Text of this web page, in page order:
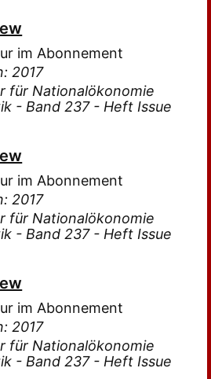
im Abonnement
2017
für Nationalökonomie
- Band 237 - Heft Issue
im Abonnement
2017
für Nationalökonomie
- Band 237 - Heft Issue
im Abonnement
2017
für Nationalökonomie
- Band 237 - Heft Issue